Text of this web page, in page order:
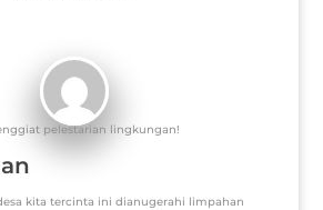
pelestarian lingkungan!
kita tercinta ini dianugerahi limpahan